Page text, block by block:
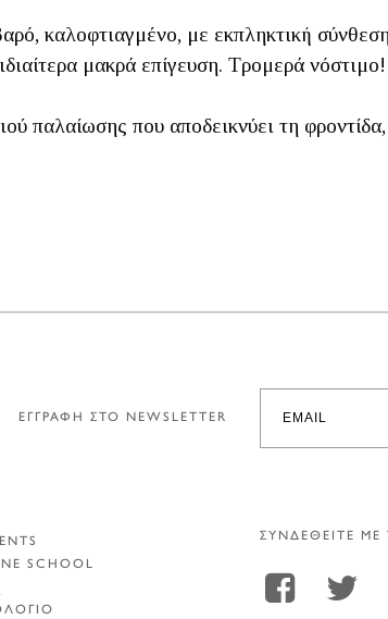
καλοφτιαγμένο, με εκπληκτική
μακρά επίγευση. Τρομερά νόστιμο!
παλαίωσης που αποδεικνύει τη
ΕΓΓΡΑΦΗ ΣΤΟ NEWSLETTER
SCHOOL
ΣΥΝΔΕΘΕΙΤΕ ΜΕ